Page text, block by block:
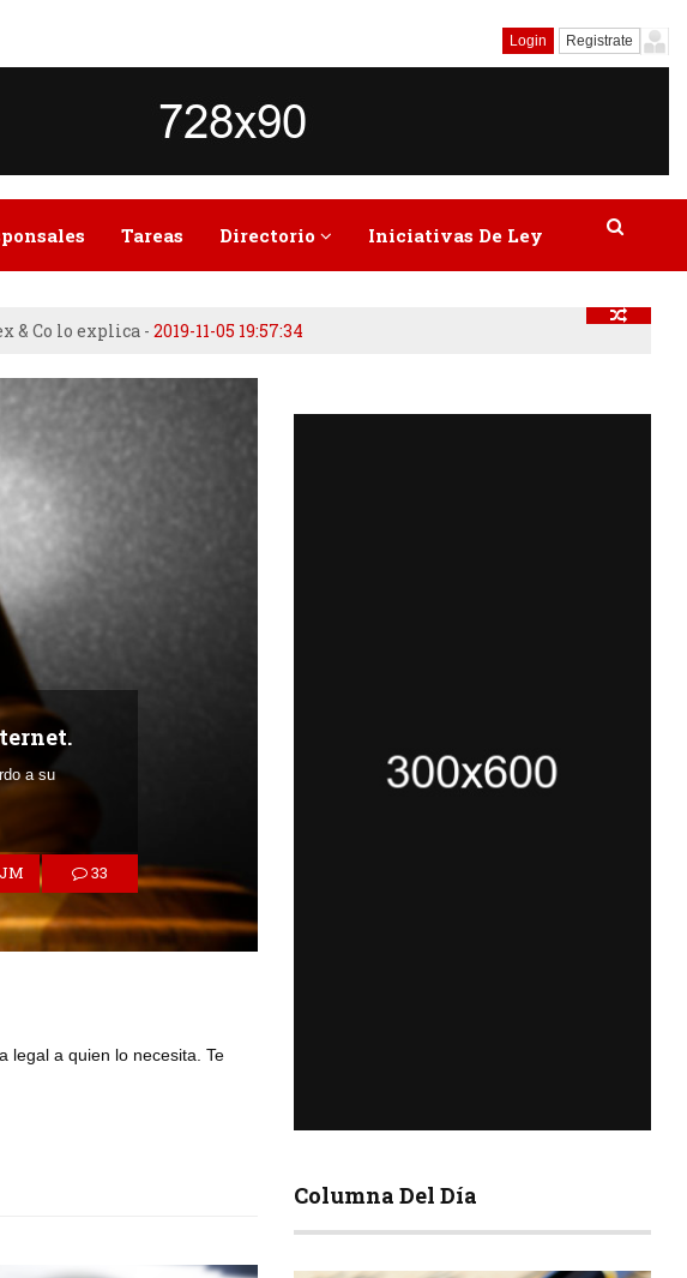
Login Registrate
Tareas Directorio Iniciativas De Ley
& Co lo explica - 2019-11-05 19:57:34
a su
JM 33
legal a quien lo necesita. Te
Columna Del Día